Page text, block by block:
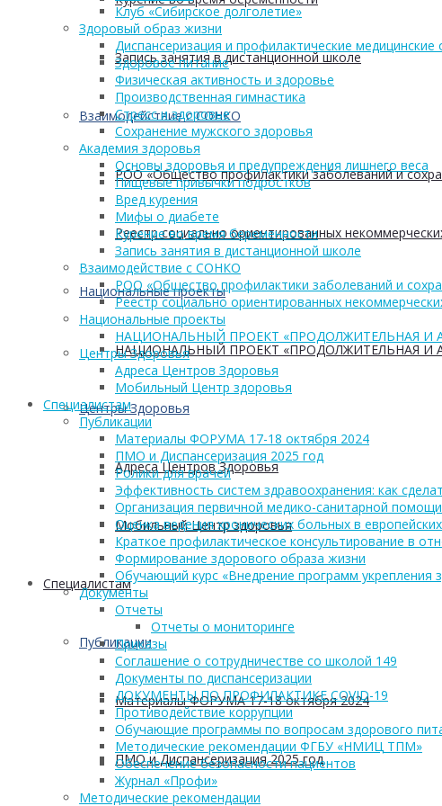
Запись занятия в дистанционной школе
Взаимодействие с СОНКО
РОО «Общество профилактики заболеваний и
Реестр социально ориентированных
Национальные проекты
НАЦИОНАЛЬНЫЙ ПРОЕКТ «ПРОДОЛЖИТЕЛЬНАЯ И
Центры Здоровья
Адреса Центров Здоровья
Мобильный Центр здоровья
Cпециалистам
Публикации
Материалы ФОРУМА 17-18 октября 2024
ПМО и Диспансеризация 2025 год
Клуб «Сибирское долголетие»
Здоровый образ жизни
Диспансеризация и профилактические медицинские
Здоровое питание
Физическая активность и здоровье
Производственная гимнастика
Стресс и здоровье
Сохранение мужского здоровья
Академия здоровья
Основы здоровья и предупреждения лишнего веса
Пищевые привычки подростков
Вред курения
Мифы о диабете
Курение во время беременности
Запись занятия в дистанционной школе
Взаимодействие с СОНКО
РОО «Общество профилактики заболеваний и
Реестр социально ориентированных
Национальные проекты
НАЦИОНАЛЬНЫЙ ПРОЕКТ «ПРОДОЛЖИТЕЛЬНАЯ И
Центры Здоровья
Адреса Центров Здоровья
Мобильный Центр здоровья
Cпециалистам
Публикации
Материалы ФОРУМА 17-18 октября 2024
ПМО и Диспансеризация 2025 год
Ролики для врачей
Эффективность систем здравоохранения: как
Организация первичной медико-санитарной
Оценка ведения хронических больных в
Краткое профилактическое консультирование в
Формирование здорового образа жизни
Обучающий курс «Внедрение программ укрепления
Документы
Отчеты
Отчеты о мониторинге
Приказы
Соглашение о сотрудничестве со школой 149
Документы по диспансеризации
ДОКУМЕНТЫ ПО ПРОФИЛАКТИКЕ COVID-19
Противодействие коррупции
Обучающие программы по вопросам здорового
Методические рекомендации ФГБУ «НМИЦ ТПМ»
Обеспечение безопасности пациентов
Журнал «Профи»
Методические рекомендации